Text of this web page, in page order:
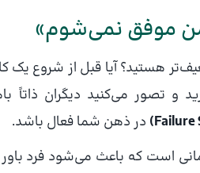
موفق نمی‌شوم»
هستید؟ آیا قبل از شروع یک
تصور می‌کنید دیگران ذاتاً
در ذهن شما فعال باشد.
است که باعث می‌شود فرد